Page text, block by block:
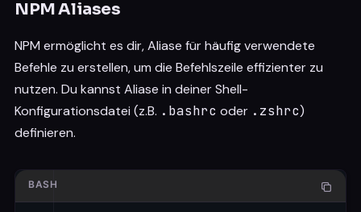
NPM Aliases
NPM ermöglicht es dir, Aliase für häufig verwendete
Befehle zu erstellen, um die Befehlszeile effizienter zu
nutzen. Du kannst Aliase in deiner Shell-
Konfigurationsdatei (z.B. .bashrc oder .zshrc)
definieren.
BASH